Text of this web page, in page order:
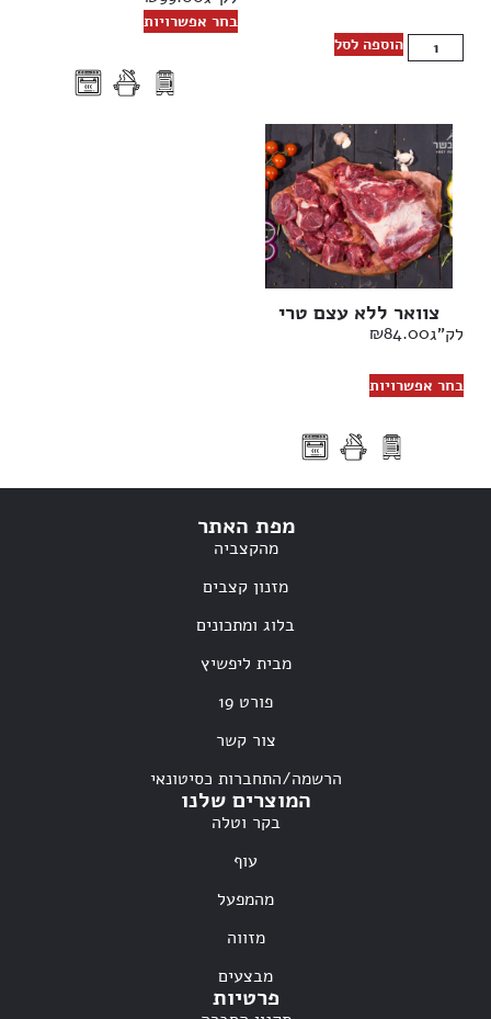
הוספה לסל
בחר אפשרויות
צוואר ללא עצם טרי
לק"ג ₪84.00
בחר אפשרויות
מפת האתר
מהקצביה
מזנון קצבים
בלוג ומתכונים
מבית ליפשיץ
פורט 19
צור קשר
הרשמה/התחברות כסיטונאי
המוצרים שלנו
בקר וטלה
עוף
מהמפעל
מזווה
מבצעים
פרטיות